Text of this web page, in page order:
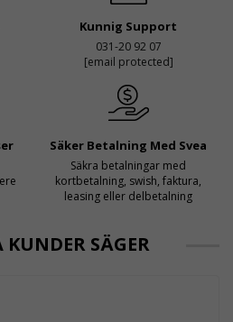
Kunnig Support
031-20 92 07
[email protected]
Säker Betalning Med Svea
Säkra betalningar med
kortbetalning, swish, faktura,
leasing eller delbetalning
KUNDER SÄGER